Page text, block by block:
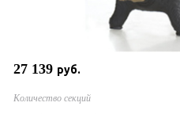
27 139 руб.
Количество секций